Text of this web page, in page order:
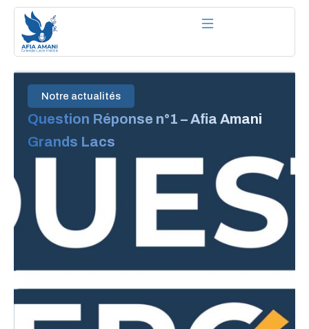
Aller
contenu
Notre actualités
Question Réponse n°1 – Afia Amani
Grands Lacs